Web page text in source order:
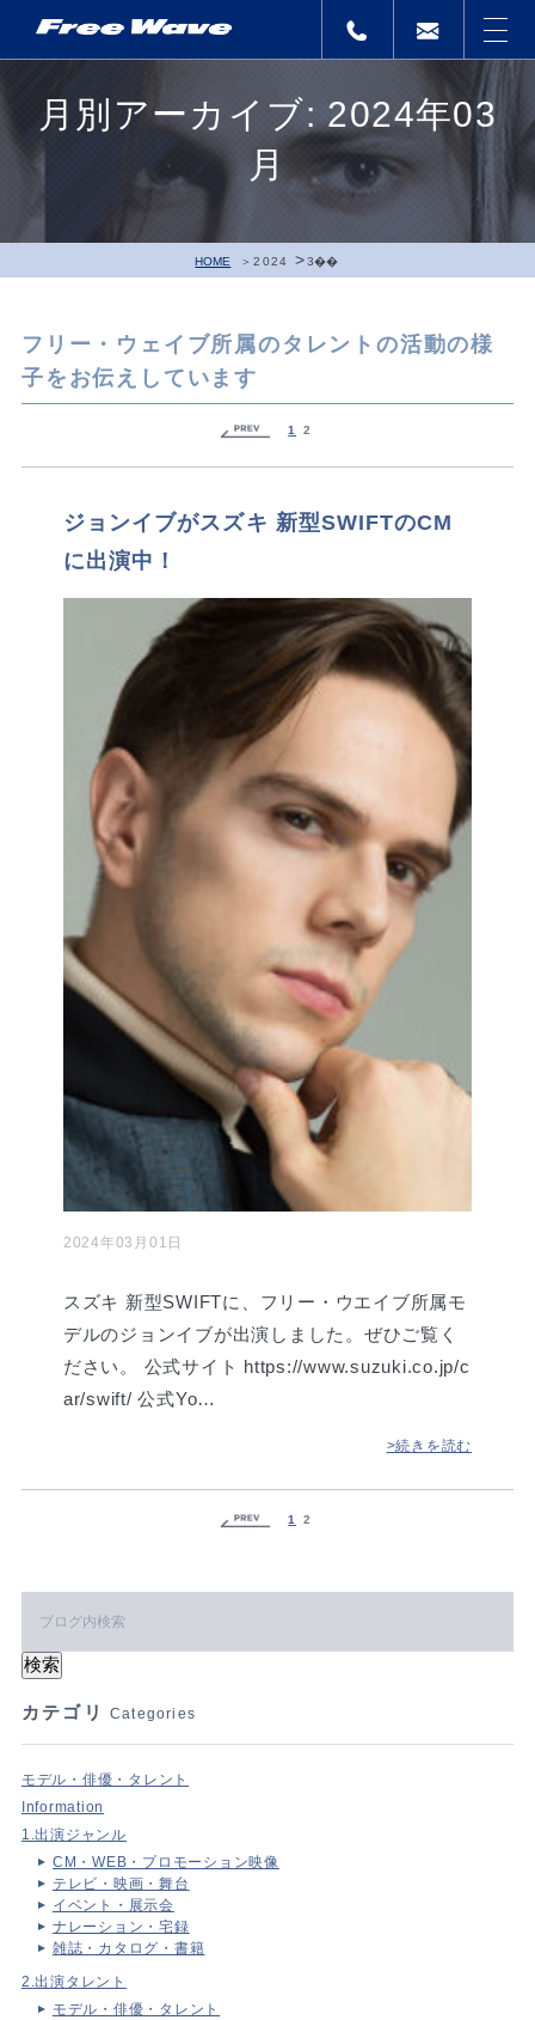
月別アーカイブ: 2024年03
月
HOME 2024 >3��
フリー・ウェイブ所属のタレントの活動の様
子をお伝えしています
1 2
ジョンイブがスズキ 新型SWIFTのCM
に出演中！
2024年03月01日
スズキ 新型SWIFTに、フリー・ウエイブ所属モ
デルのジョンイブが出演しました。ぜひご覧く
ださい。 公式サイト https://www.suzuki.co.jp/c
ar/swift/ 公式Yo…
>続きを読む
1 2
カテゴリ Categories
モデル・俳優・タレント
Information
1.出演ジャンル
CM・WEB・プロモーション映像
テレビ・映画・舞台
イベント・展示会
ナレーション・宅録
雑誌・カタログ・書籍
2.出演タレント
モデル・俳優・タレント